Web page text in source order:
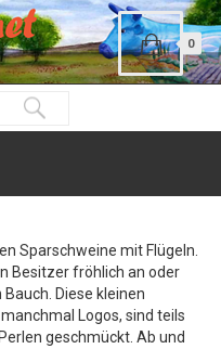
0
Sparschweine mit Flügeln.
Besitzer fröhlich an oder
Diese kleinen
Logos, sind teils
geschmückt. Ab und